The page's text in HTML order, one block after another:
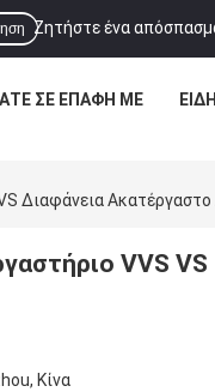
Ζητήστε ένα
ΣΕ ΕΠΑΦΉ ΜΕ
Διαφάνεια Ακατέργαστο
VVS VS
Κίνα